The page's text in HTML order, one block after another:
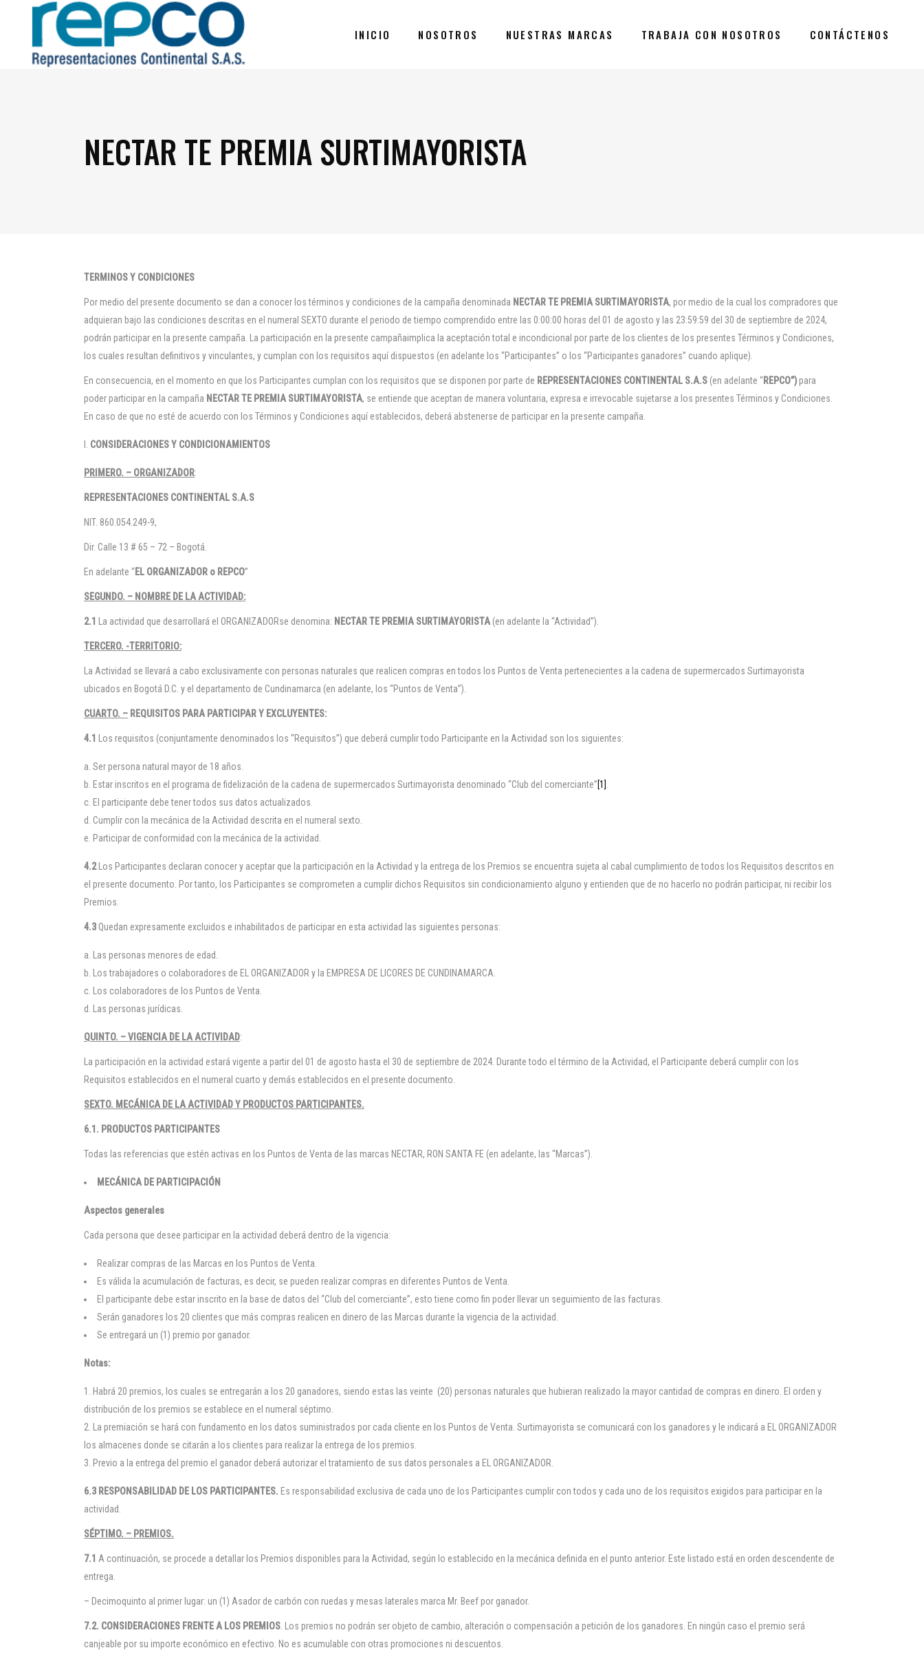
INICIO NOSOTROS NUESTRAS MARCAS TRABAJA CON NOSOTROS CONTÁCTENOS
NECTAR TE PREMIA SURTIMAYORISTA
TERMINOS Y CONDICIONES
Por medio del presente documento se dan a conocer los términos y condiciones de la campaña denominada NECTAR TE PREMIA SURTIMAYORISTA, por medio de la cual los compradores que
adquieran bajo las condiciones descritas en el numeral SEXTO durante el periodo de tiempo comprendido entre las 0:00:00 horas del 01 de agosto y las 23:59:59 del 30 de septiembre de 2024,
podrán participar en la presente campaña. La participación en la presente campañaimplica la aceptación total e incondicional por parte de los clientes de los presentes Términos y Condiciones,
los cuales resultan definitivos y vinculantes, y cumplan con los requisitos aquí dispuestos (en adelante los “Participantes” o los “Participantes ganadores” cuando aplique).
En consecuencia, en el momento en que los Participantes cumplan con los requisitos que se disponen por parte de REPRESENTACIONES CONTINENTAL S.A.S (en adelante “REPCO”) para
poder participar en la campaña NECTAR TE PREMIA SURTIMAYORISTA, se entiende que aceptan de manera voluntaria, expresa e irrevocable sujetarse a los presentes Términos y Condiciones.
En caso de que no esté de acuerdo con los Términos y Condiciones aquí establecidos, deberá abstenerse de participar en la presente campaña.
CONSIDERACIONES Y CONDICIONAMIENTOS
PRIMERO. – ORGANIZADOR:
REPRESENTACIONES CONTINENTAL S.A.S
NIT. 860.054.249-9,
Dir. Calle 13 # 65 – 72 – Bogotá.
En adelante “EL ORGANIZADOR o REPCO”
SEGUNDO. – NOMBRE DE LA ACTIVIDAD:
2.1 La actividad que desarrollará el ORGANIZADORse denomina: NECTAR TE PREMIA SURTIMAYORISTA (en adelante la “Actividad”).
TERCERO. -TERRITORIO:
La Actividad se llevará a cabo exclusivamente con personas naturales que realicen compras en todos los Puntos de Venta pertenecientes a la cadena de supermercados Surtimayorista
ubicados en Bogotá D.C. y el departamento de Cundinamarca (en adelante, los “Puntos de Venta”).
CUARTO. – REQUISITOS PARA PARTICIPAR Y EXCLUYENTES:
4.1 Los requisitos (conjuntamente denominados los “Requisitos”) que deberá cumplir todo Participante en la Actividad son los siguientes:
Ser persona natural mayor de 18 años.
Estar inscritos en el programa de fidelización de la cadena de supermercados Surtimayorista denominado “Club del comerciante”[1]
El participante debe tener todos sus datos actualizados.
Cumplir con la mecánica de la Actividad descrita en el numeral sexto.
Participar de conformidad con la mecánica de la actividad.
4.2Los Participantes declaran conocer y aceptar que la participación en la Actividad y la entrega de los Premios se encuentra sujeta al cabal cumplimiento de todos los Requisitos descritos en
el presente documento. Por tanto, los Participantes se comprometen a cumplir dichos Requisitos sin condicionamiento alguno y entienden que de no hacerlo no podrán participar, ni recibir los
Premios.
4.3 Quedan expresamente excluidos e inhabilitados de participar en esta actividad las siguientes personas:
Las personas menores de edad.
Los trabajadores o colaboradores de EL ORGANIZADOR y la EMPRESA DE LICORES DE CUNDINAMARCA.
Los colaboradores de los Puntos de Venta.
Las personas jurídicas.
QUINTO. – VIGENCIA DE LA ACTIVIDAD:
La participación en la actividad estará vigente a partir del 01 de agosto hasta el 30 de septiembre de 2024. Durante todo el término de la Actividad, el Participante deberá cumplir con los
Requisitos establecidos en el numeral cuarto y demás establecidos en el presente documento.
SEXTO. MECÁNICA DE LA ACTIVIDAD Y PRODUCTOS PARTICIPANTES.
6.1. PRODUCTOS PARTICIPANTES
Todas las referencias que estén activas en los Puntos de Venta de las marcas NECTAR, RON SANTA FE (en adelante, las “Marcas”).
MECÁNICA DE PARTICIPACIÓN
Aspectos generales
Cada persona que desee participar en la actividad deberá dentro de la vigencia:
Realizar compras de las Marcas en los Puntos de Venta.
Es válida la acumulación de facturas, es decir, se pueden realizar compras en diferentes Puntos de Venta.
El participante debe estar inscrito en la base de datos del “Club del comerciante”, esto tiene como fin poder llevar un seguimiento de las facturas.
Serán ganadores los 20 clientes que más compras realicen en dinero de las Marcas durante la vigencia de la actividad.
Se entregará un (1) premio por ganador.
Notas:
Habrá 20 premios, los cuales se entregarán a los 20 ganadores, siendo estas las veinte (20) personas naturales que hubieran realizado la mayor cantidad de compras en dinero. El orden y
distribución de los premios se establece en el numeral séptimo.
La premiación se hará con fundamento en los datos suministrados por cada cliente en los Puntos de Venta. Surtimayorista se comunicará con los ganadores y le indicará a EL ORGANIZADOR
los almacenes donde se citarán a los clientes para realizar la entrega de los premios.
Previo a la entrega del premio el ganador deberá autorizar el tratamiento de sus datos personales a EL ORGANIZADOR.
6.3 RESPONSABILIDAD DE LOS PARTICIPANTES. Es responsabilidad exclusiva de cada uno de los Participantes cumplir con todos y cada uno de los requisitos exigidos para participar en la
actividad.
SÉPTIMO. – PREMIOS.
7.1 A continuación, se procede a detallar los Premios disponibles para la Actividad, según lo establecido en la mecánica definida en el punto anterior. Este listado está en orden descendente de
entrega.
– Decimoquinto al primer lugar: un (1) Asador de carbón con ruedas y mesas laterales marca Mr. Beef por ganador.
7.2. CONSIDERACIONES FRENTE A LOS PREMIOS . Los premios no podrán ser objeto de cambio, alteración o compensación a petición de los ganadores. En ningún caso el premio será
canjeable por su importe económico en efectivo. No es acumulable con otras promociones ni descuentos.